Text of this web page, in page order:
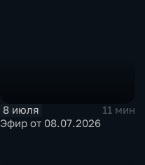
8 июля
11 мин
Эфир от 08.07.2026